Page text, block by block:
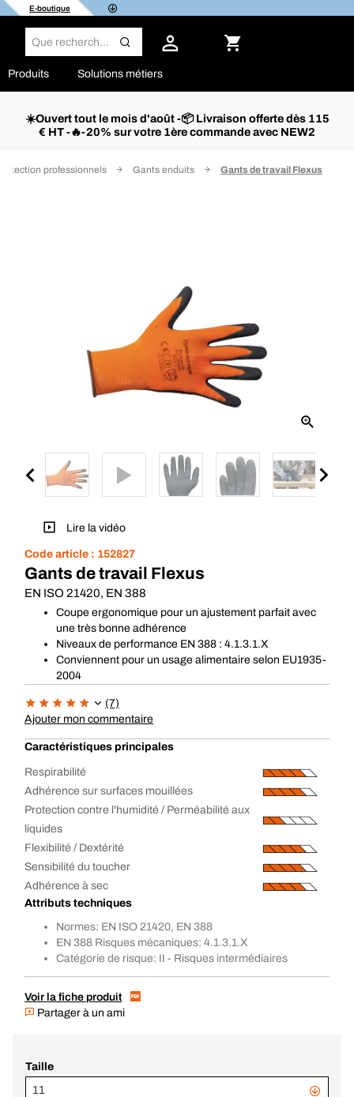
E-boutique
Produits Solutions métiers
☀️Ouvert tout le mois d'août -📦 Livraison offerte dès 115
€ HT -🔥-20% sur votre 1ère commande avec NEW2
professionnels Gants enduits Gants de travail Flexus
Lire la vidéo
Code article : 152827
Gants de travail Flexus
EN ISO 21420, EN 388
Coupe ergonomique pour un ajustement parfait avec
une très bonne adhérence
Niveaux de performance EN 388 : 4.1.3.1.X
Conviennent pour un usage alimentaire selon EU1935-
2004
(7)
Ajouter mon commentaire
Caractéristiques principales
Respirabilité
Adhérence sur surfaces mouillées
Protection contre l'humidité / Perméabilité aux
liquides
Flexibilité / Dextérité
Sensibilité du toucher
Adhérence à sec
Attributs techniques
Normes: EN ISO 21420, EN 388
EN 388 Risques mécaniques: 4.1.3.1.X
Catégorie de risque: II - Risques intermédiaires
Voir la fiche produit
Partager à un ami
Taille
11